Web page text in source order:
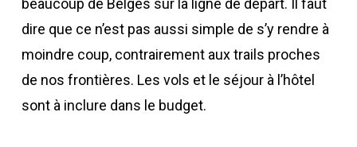
beaucoup de Belges sur la ligne de départ. Il faut
dire que ce n’est pas aussi simple de s’y rendre à
moindre coup, contrairement aux trails proches
de nos frontières. Les vols et le séjour à l’hôtel
sont à inclure dans le budget.